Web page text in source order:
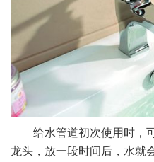
给水管道初次使用时，可
龙头，放一段时间后，水就